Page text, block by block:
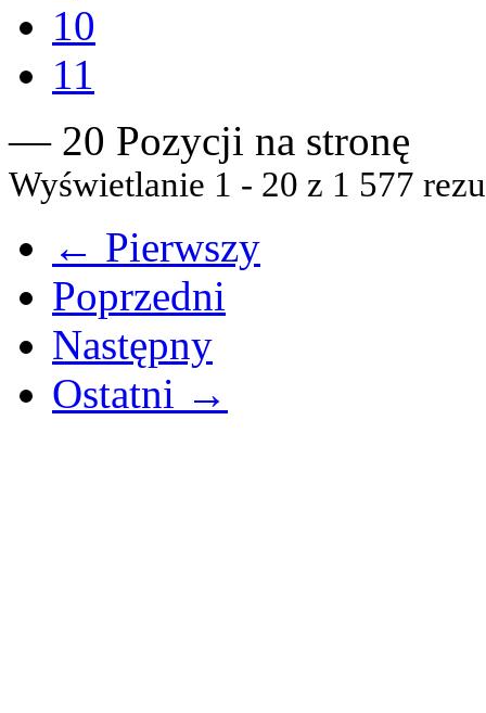
10
11
— 20 Pozycji na stronę
Wyświetlanie 1 - 20 z 1 577
← Pierwszy
Poprzedni
Następny
Ostatni →